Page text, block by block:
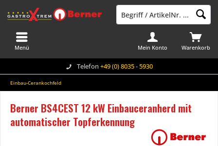
Telefon +49 (0) 8035 - 5930
Warenkorb
Mein Konto
Menü
Einbau-Cerankochfeld
Berner BS4CEST 12 kW Einbauceranherd mit
automatischer Topferkennung